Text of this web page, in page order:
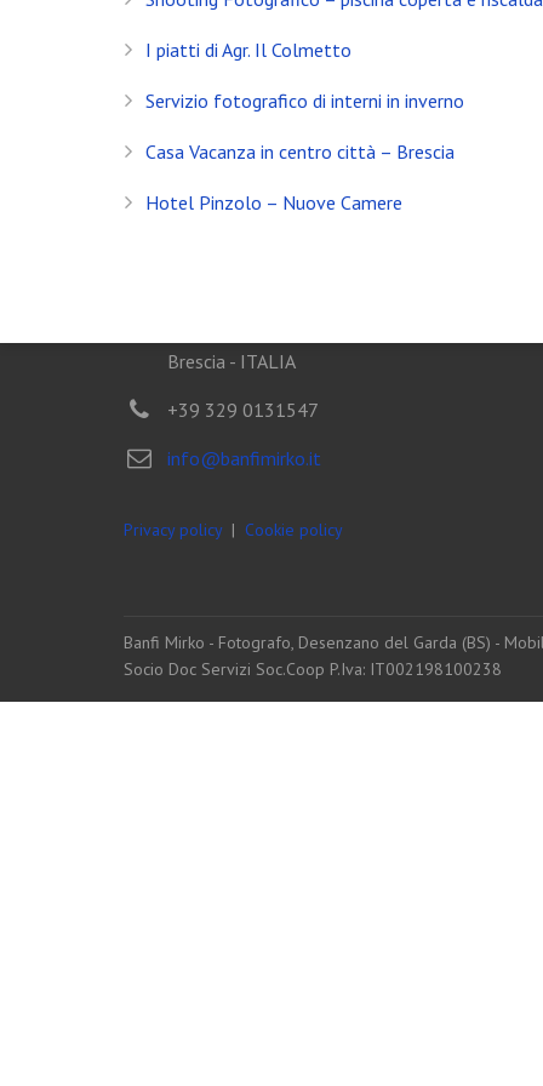
I piatti di Agr. Il Colmetto
Servizio fotografico di interni in inverno
Casa Vacanza in centro città – Brescia
Hotel Pinzolo – Nuove Camere
Brescia - ITALIA
+39 329 0131547
info@banfimirko.it
Privacy policy| Cookie policy
Banfi Mirko - Fotografo, Desenzano del Garda (BS) -
Socio Doc Servizi Soc.Coop P.Iva: IT002198100238